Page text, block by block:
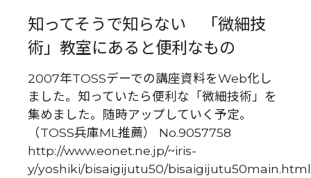
知ってそうで知らない 「微細技
術」教室にあると便利なもの
2007年TOSSデーでの講座資料をWeb化し
ました。知っていたら便利な「微細技術」を
集めました。随時アップしていく予定。
（TOSS兵庫ML推薦） No.9057758
http://www.eonet.ne.jp/~iris-
y/yoshiki/bisaigijutu50/bisaigijutu50main.html